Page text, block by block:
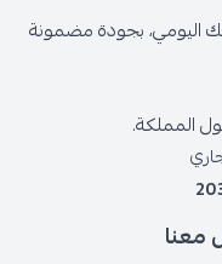
اليومي، بجودة مضمونة
معنا